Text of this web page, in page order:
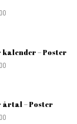
kalender – Poster
årtal – Poster